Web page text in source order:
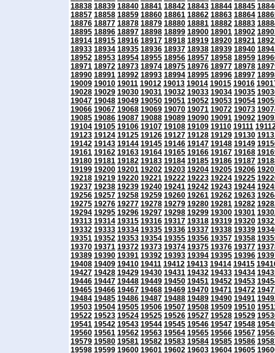
18838 18839 18840 18841 18842 18843 18844 18845
18857 18858 18859 18860 18861 18862 18863 18864
18876 18877 18878 18879 18880 18881 18882 18883
18895 18896 18897 18898 18899 18900 18901 18902
18914 18915 18916 18917 18918 18919 18920 18921
18933 18934 18935 18936 18937 18938 18939 18940
18952 18953 18954 18955 18956 18957 18958 18959
18971 18972 18973 18974 18975 18976 18977 18978
18990 18991 18992 18993 18994 18995 18996 18997
19009 19010 19011 19012 19013 19014 19015 19016
19028 19029 19030 19031 19032 19033 19034 19035
19047 19048 19049 19050 19051 19052 19053 19054
19066 19067 19068 19069 19070 19071 19072 19073
19085 19086 19087 19088 19089 19090 19091 19092
19104 19105 19106 19107 19108 19109 19110 19111
19123 19124 19125 19126 19127 19128 19129 19130
19142 19143 19144 19145 19146 19147 19148 19149
19161 19162 19163 19164 19165 19166 19167 19168
19180 19181 19182 19183 19184 19185 19186 19187
19199 19200 19201 19202 19203 19204 19205 19206
19218 19219 19220 19221 19222 19223 19224 19225
19237 19238 19239 19240 19241 19242 19243 19244
19256 19257 19258 19259 19260 19261 19262 19263
19275 19276 19277 19278 19279 19280 19281 19282
19294 19295 19296 19297 19298 19299 19300 19301
19313 19314 19315 19316 19317 19318 19319 19320
19332 19333 19334 19335 19336 19337 19338 19339
19351 19352 19353 19354 19355 19356 19357 19358
19370 19371 19372 19373 19374 19375 19376 19377
19389 19390 19391 19392 19393 19394 19395 19396
19408 19409 19410 19411 19412 19413 19414 19415
19427 19428 19429 19430 19431 19432 19433 19434
19446 19447 19448 19449 19450 19451 19452 19453
19465 19466 19467 19468 19469 19470 19471 19472
19484 19485 19486 19487 19488 19489 19490 19491
19503 19504 19505 19506 19507 19508 19509 19510
19522 19523 19524 19525 19526 19527 19528 19529
19541 19542 19543 19544 19545 19546 19547 19548
19560 19561 19562 19563 19564 19565 19566 19567
19579 19580 19581 19582 19583 19584 19585 19586
19598 19599 19600 19601 19602 19603 19604 19605